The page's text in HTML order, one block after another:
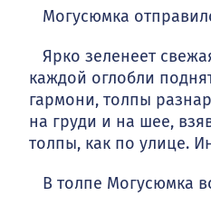
Могусюмка
Ярко зеленеет
каждой оглобли
гармони, толпы
на груди и на шее,
толпы, как по улице.
В толпе Могусюмка